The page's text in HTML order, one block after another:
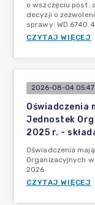
o wszczęciu post.
decyzji o
sprawy:
CZYTAJ WIĘCEJ
2026-08-04 05:47
Oświadczenia
Jednostek
2025 r. -
Oświadczenia
Organizacyjnych
2026
CZYTAJ WIĘCEJ